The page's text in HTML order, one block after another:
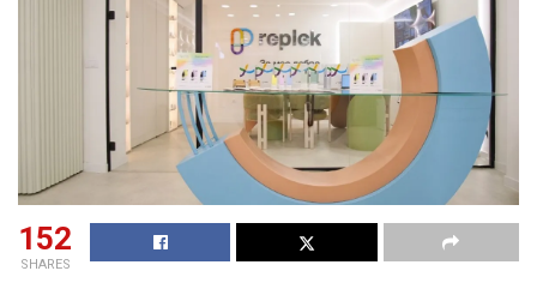
152
SHARES